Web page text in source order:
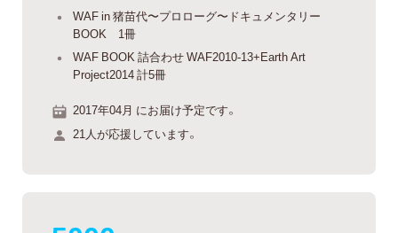
WAF in 猪苗代〜プロローグ〜ドキュメンタリー
BOOK 1冊
WAF BOOK 詰合わせ WAF2010-13+Earth Art
Project2014 計5冊
2017年04月 にお届け予定です。
21人が応援しています。